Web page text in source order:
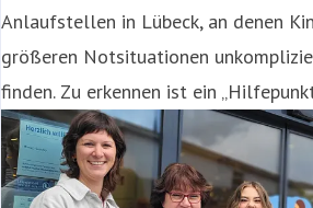
Anlaufstellen in Lübeck, an denen
größeren Notsituationen
finden. Zu erkennen ist ein